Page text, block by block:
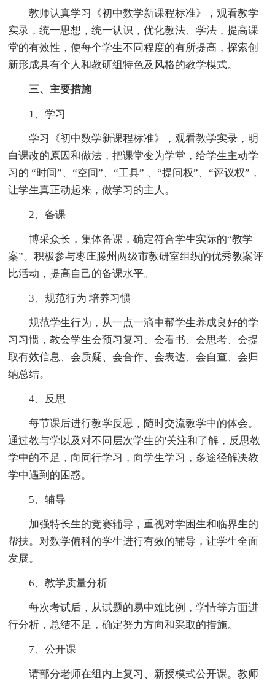
教师认真学习《初中数学新课程标准》，观看教学
实录，统一思想，统一认识，优化教法、学法，提高课
堂的有效性，使每个学生不同程度的有所提高，探索创
新形成具有个人和教研组特色及风格的教学模式。
三、主要措施
1、学习
学习《初中数学新课程标准》，观看教学实录，明
白课改的原因和做法，把课堂变为学堂，给学生主动学
习的 “时间”、“空间”、“工具” 、“提问权”、“评议权”，
让学生真正动起来，做学习的主人。
2、备课
博采众长，集体备课，确定符合学生实际的“教学
案”。积极参与枣庄滕州两级市教研室组织的优秀教案评
比活动，提高自己的备课水平。
3、规范行为 培养习惯
规范学生行为，从一点一滴中帮学生养成良好的学
习习惯，教会学生会预习复习、会看书、会思考、会提
取有效信息、会质疑、会合作、会表达、会自查、会归
纳总结。
4、反思
每节课后进行教学反思，随时交流教学中的体会。
通过教与学以及对不同层次学生的'关注和了解，反思教
学中的不足，向同行学习，向学生学习，多途径解决教
学中遇到的困惑。
5、辅导
加强特长生的竞赛辅导，重视对学困生和临界生的
帮扶。对数学偏科的学生进行有效的辅导，让学生全面
发展。
6、教学质量分析
每次考试后，从试题的易中难比例，学情等方面进
行分析，总结不足，确定努力方向和采取的措施。
7、公开课
请部分老师在组内上复习、新授模式公开课。教师